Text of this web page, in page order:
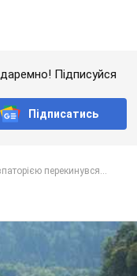
Підписуйся
Підписатись
перекинувся...